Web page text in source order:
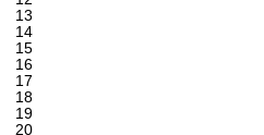
13
14
15
16
17
18
19
20